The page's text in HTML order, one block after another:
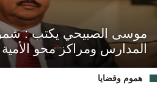
موسى الصبيحي يكتب :
المدارس ومراكز محو
هموم وقضايا